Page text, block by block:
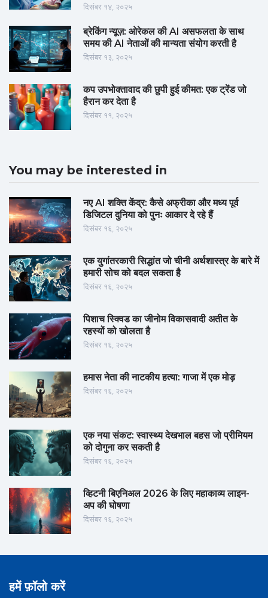
दिसंबर १४, २०२५
ब्रेकिंग न्यूज़: ओरेकल की AI असफलता के साथ
समय की AI नेताओं की मान्यता संयोग करती है
दिसंबर १३, २०२५
कप उपभोक्तावाद की छुपी हुई कीमत: एक ट्रेंड जो
हैरान कर देता है
दिसंबर ११, २०२५
You may be interested in
नए AI शक्ति केंद्र: कैसे अफ्रीका और मध्य पूर्व
डिजिटल दुनिया को पुनः आकार दे रहे हैं
दिसंबर १६, २०२५
एक युगांतरकारी सिद्धांत जो चीनी अर्थशास्त्र के बारे में
हमारी सोच को बदल सकता है
दिसंबर १६, २०२५
पिशाच स्क्विड का जीनोम विकासवादी अतीत के
रहस्यों को खोलता है
दिसंबर १६, २०२५
हमास नेता की नाटकीय हत्या: गाजा में एक मोड़
दिसंबर १६, २०२५
एक नया संकट: स्वास्थ्य देखभाल बहस जो प्रीमियम
को दोगुना कर सकती है
दिसंबर १६, २०२५
व्हिटनी बिएनिअल 2026 के लिए महाकाव्य लाइन-
अप की घोषणा
दिसंबर १६, २०२५
हमें फ़ॉलो करें